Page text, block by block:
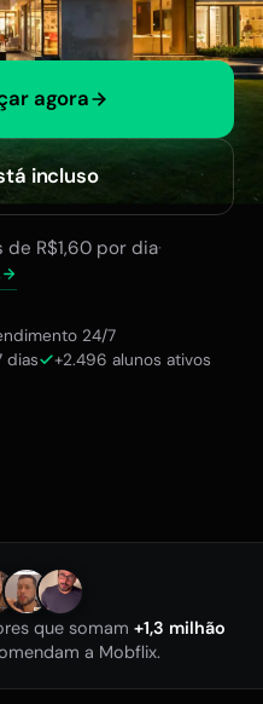
agora
incluso
de R$1,60 por dia·
24/7
dias +2.496 alunos ativos
que somam +1,3 milhão
a Mobflix.